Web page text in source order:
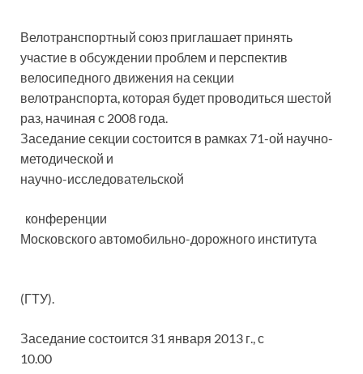
Велотранспортный союз приглашает принять
участие в обсуждении проблем и перспектив
велосипедного движения на секции
велотранспорта, которая будет проводиться шестой
раз, начиная с 2008 года.
Заседание секции состоится в рамках 71-ой научно-
методической и
научно-исследовательской
конференции
Московского автомобильно-дорожного института
(ГТУ).
Заседание состоится 31 января 2013 г., с
10.00